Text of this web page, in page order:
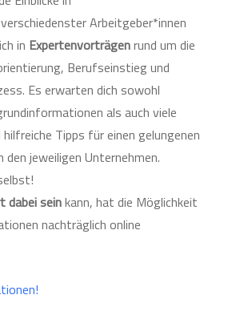
verschiedenster Arbeitgeber*innen
in Expertenvorträgenrund um die
Berufseinstieg und
Es erwarten dich sowohl
als auch viele
Tipps für einen gelungenen
jeweiligen Unternehmen.
dabei seinkann, hat die Möglichkeit
nachträglich online